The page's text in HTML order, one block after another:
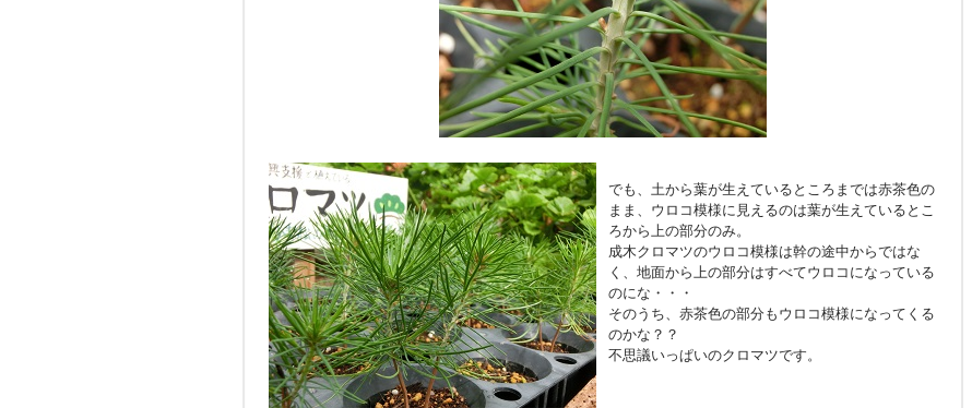
でも、土から葉が生えているところまでは赤茶色の
まま、ウロコ模様に見えるのは葉が生えているとこ
ろから上の部分のみ。
成木クロマツのウロコ模様は幹の途中からではな
く、地面から上の部分はすべてウロコになっている
のにな・・・
そのうち、赤茶色の部分もウロコ模様になってくる
のかな？？
不思議いっぱいのクロマツです。